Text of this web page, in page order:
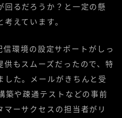
回るだろうか？と一定の懸
えています。
環境の設定サポートがしっ
供もスムーズだったので、特
した。メールがきちんと受
築や疎通テストなどの事前
ーサクセスの担当者がリ